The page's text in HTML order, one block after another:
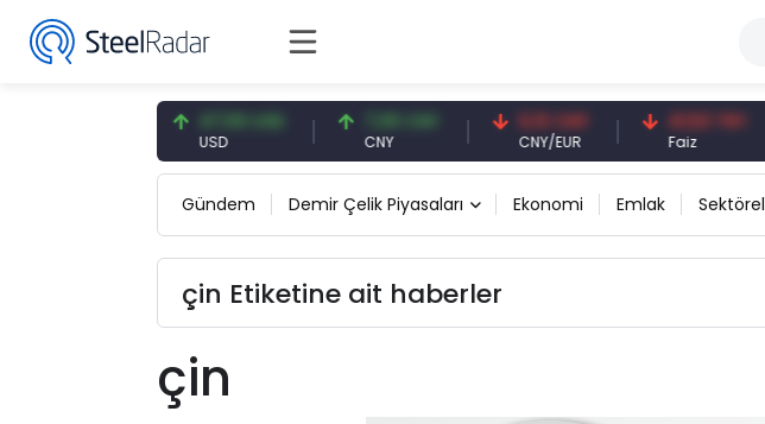
47,59 USD
USD
7,09 CNY
CNY
0,13 CNY
CNY/EUR
41,53 TRY
Faiz
Gündem Demir Çelik Piyasaları Ekonomi Emlak Sektörel
çin Etiketine ait haberler
çin